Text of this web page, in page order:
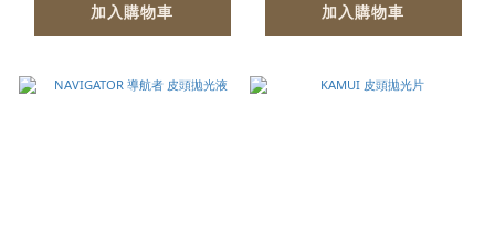
加入購物車 加入購物車